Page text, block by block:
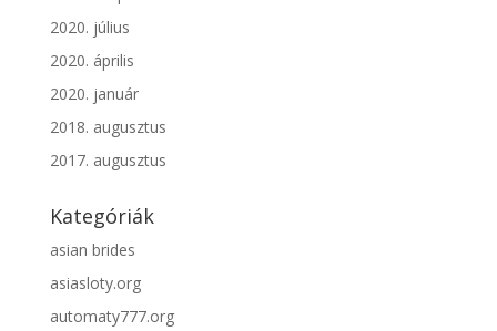
2020. július
2020. április
2020. január
2018. augusztus
2017. augusztus
Kategóriák
asian brides
asiasloty.org
automaty777.org